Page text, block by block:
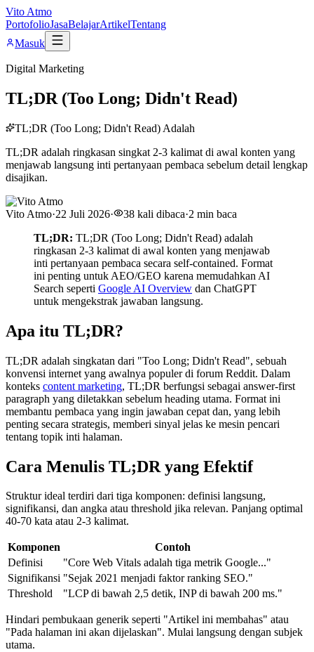
Vito Atmo
PortofolioJasaBelajarArtikelTentang
Masuk
Digital Marketing
TL;DR (Too Long; Didn't Read)
TL;DR (Too Long; Didn't Read) Adalah
TL;DR adalah ringkasan singkat 2-3 kalimat di awal konten yang
menjawab langsung inti pertanyaan pembaca sebelum detail lengkap
disajikan.
Vito Atmo·22 Juli 2026· 38 kali dibaca·2 min baca
TL;DR: TL;DR (Too Long; Didn't Read) adalah
ringkasan 2-3 kalimat di awal konten yang menjawab
inti pertanyaan pembaca secara self-contained. Format
ini penting untuk AEO/GEO karena memudahkan AI
Search seperti Google AI Overview dan ChatGPT
untuk mengekstrak jawaban langsung.
Apa itu TL;DR?
TL;DR adalah singkatan dari "Too Long; Didn't Read", sebuah
konvensi internet yang awalnya populer di forum Reddit. Dalam
konteks content marketing, TL;DR berfungsi sebagai answer-first
paragraph yang diletakkan sebelum heading utama. Format ini
membantu pembaca yang ingin jawaban cepat dan, yang lebih
penting secara strategis, memberi sinyal jelas ke mesin pencari
tentang topik inti halaman.
Cara Menulis TL;DR yang Efektif
Struktur ideal terdiri dari tiga komponen: definisi langsung,
signifikansi, dan angka atau threshold jika relevan. Panjang optimal
40-70 kata atau 2-3 kalimat.
Komponen
Contoh
Definisi
"Core Web Vitals adalah tiga metrik Google..."
Signifikansi "Sejak 2021 menjadi faktor ranking SEO."
Threshold
"LCP di bawah 2,5 detik, INP di bawah 200 ms."
Hindari pembukaan generik seperti "Artikel ini membahas" atau
"Pada halaman ini akan dijelaskan". Mulai langsung dengan subjek
utama.